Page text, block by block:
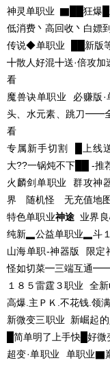
神灵单职业 ▇██狂爆█
低消费丶高回收丶白嫖
传说◆单职业
██新版
╋散人好混╋送·倍攻
看
魔兽诀单职业
必赚版·
头、水元素、跳刀━━
看
专属新手切割
█上线
大??一锅炖不下██ -推
火麟剑单职业
群攻神
界 随机怪 无充值地
特色单职业神途 业界
纯新▂公益单职业▂斗
山海单职-神器版
限定
怪如切菜━三端互通
１８５雷霆３职业
全
高爆.主ＰＫ.不花钱.领
新微变三职业
新崛起
█简单明了上手快█好
超变·单职业
单职业▇